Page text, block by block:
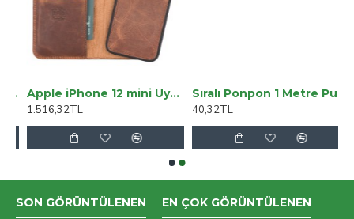
Apple iPhone 12 mini Uyumlu Deri Cüzdanlı Kılıf G2 Antik Kahve
1.516,32TL
Sıralı Ponpon 1 Metre Pudra
40,32TL
SON GÖRÜNTÜLENEN EN ÇOK GÖRÜNTÜLENEN